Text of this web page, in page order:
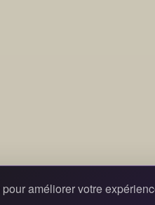
améliorer votre